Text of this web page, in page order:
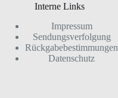
Interne Links
Impressum
Sendungsverfolgung
Rückgabebestimmungen
Datenschutz